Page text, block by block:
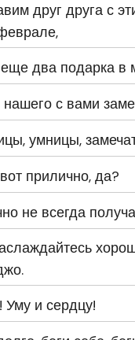
друг друга с
два подарка в
нашего с вами
умницы,
прилично, да?
не всегда
Уму и сердцу!